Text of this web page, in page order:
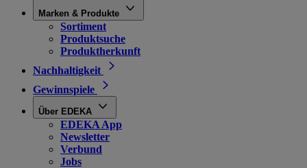
Marken & Produkte
Sortiment
Produktsuche
Produktherkunft
Nachhaltigkeit
Gewinnspiele
Über EDEKA
EDEKA App
Newsletter
Verbund
Jobs